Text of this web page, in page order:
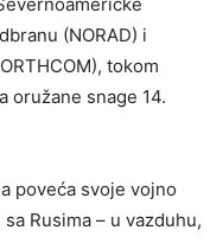
(NORAD) i
tokom
oružane snage 14.
poveća svoje vojno
Rusima – u vazduhu,